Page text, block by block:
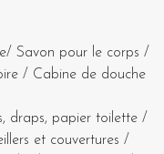
/ Savon pour le corps /
/ Cabine de douche
draps, papier toilette /
et couvertures /